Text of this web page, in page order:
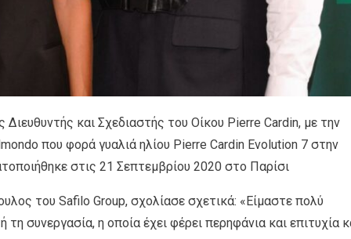
Διευθυντής και Σχεδιαστής του Οίκου Pierre Cardin, με την
που φορά γυαλιά ηλίου Pierre Cardin Evolution 7 στην
στις 21 Σεπτεμβρίου 2020 στο Παρίσι
του Safilo Group, σχολίασε σχετικά: «Είμαστε πολύ
τη συνεργασία, η οποία έχει φέρει περηφάνια και επιτυχία